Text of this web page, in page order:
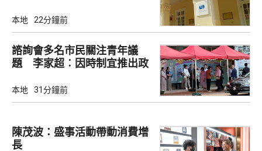
本地 22分鐘前
諮詢會多名市民關注青年議
題 李家超︰因時制宜推出政
本地 31分鐘前
陳茂波：盛事活動帶動消費增
長